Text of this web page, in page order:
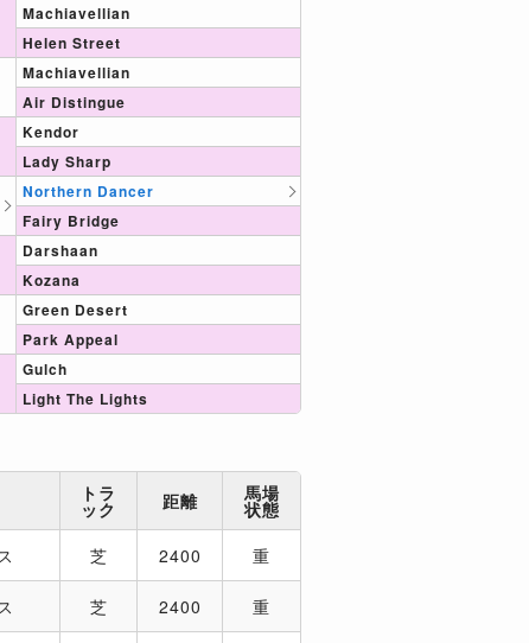
Machiavellian
Helen Street
Machiavellian
Air Distingue
Kendor
Lady Sharp
Northern Dancer
Fairy Bridge
Darshaan
Kozana
Green Desert
Park Appeal
Gulch
Light The Lights
トラ
ック 距離 馬場
状態
芝 2400 重
芝 2400 重